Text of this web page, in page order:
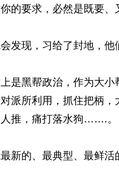
的要求，必然是既要
发现，习给了封地，他
是黑帮政治，作为大
派所利用，抓住把柄
推，痛打落水狗…….。
新的、最典型、最鲜活